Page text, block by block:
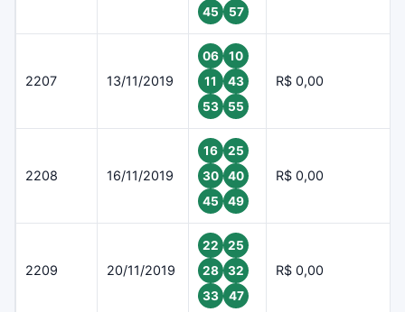
45 57
2207 13/11/2019
06
10
11
43
53
55
R$ 0,00
2208 16/11/2019
16
25
30
40
45
49
R$ 0,00
2209 20/11/2019
22
25
28
32
33
47
R$ 0,00